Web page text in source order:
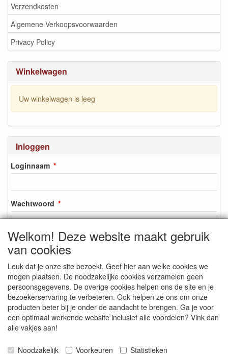
Verzendkosten
Algemene Verkoopsvoorwaarden
Privacy Policy
Winkelwagen
Uw winkelwagen is leeg
Inloggen
Loginnaam
Wachtwoord
Registreren
Wachtwoord vergeten?
SOCIALE MEDIA
Welkom! Deze website maakt gebruik
van cookies
Leuk dat je onze site bezoekt. Geef hier aan welke cookies we
mogen plaatsen. De noodzakelijke cookies verzamelen geen
persoonsgegevens. De overige cookies helpen ons de site en je
bezoekerservaring te verbeteren. Ook helpen ze ons om onze
producten beter bij je onder de aandacht te brengen. Ga je voor
een optimaal werkende website inclusief alle voordelen? Vink dan
alle vakjes aan!
Noodzakelijk Voorkeuren Statistieken